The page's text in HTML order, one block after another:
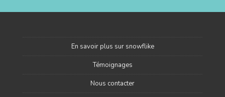
En savoir plus sur snowflike
Témoignages
Nous contacter